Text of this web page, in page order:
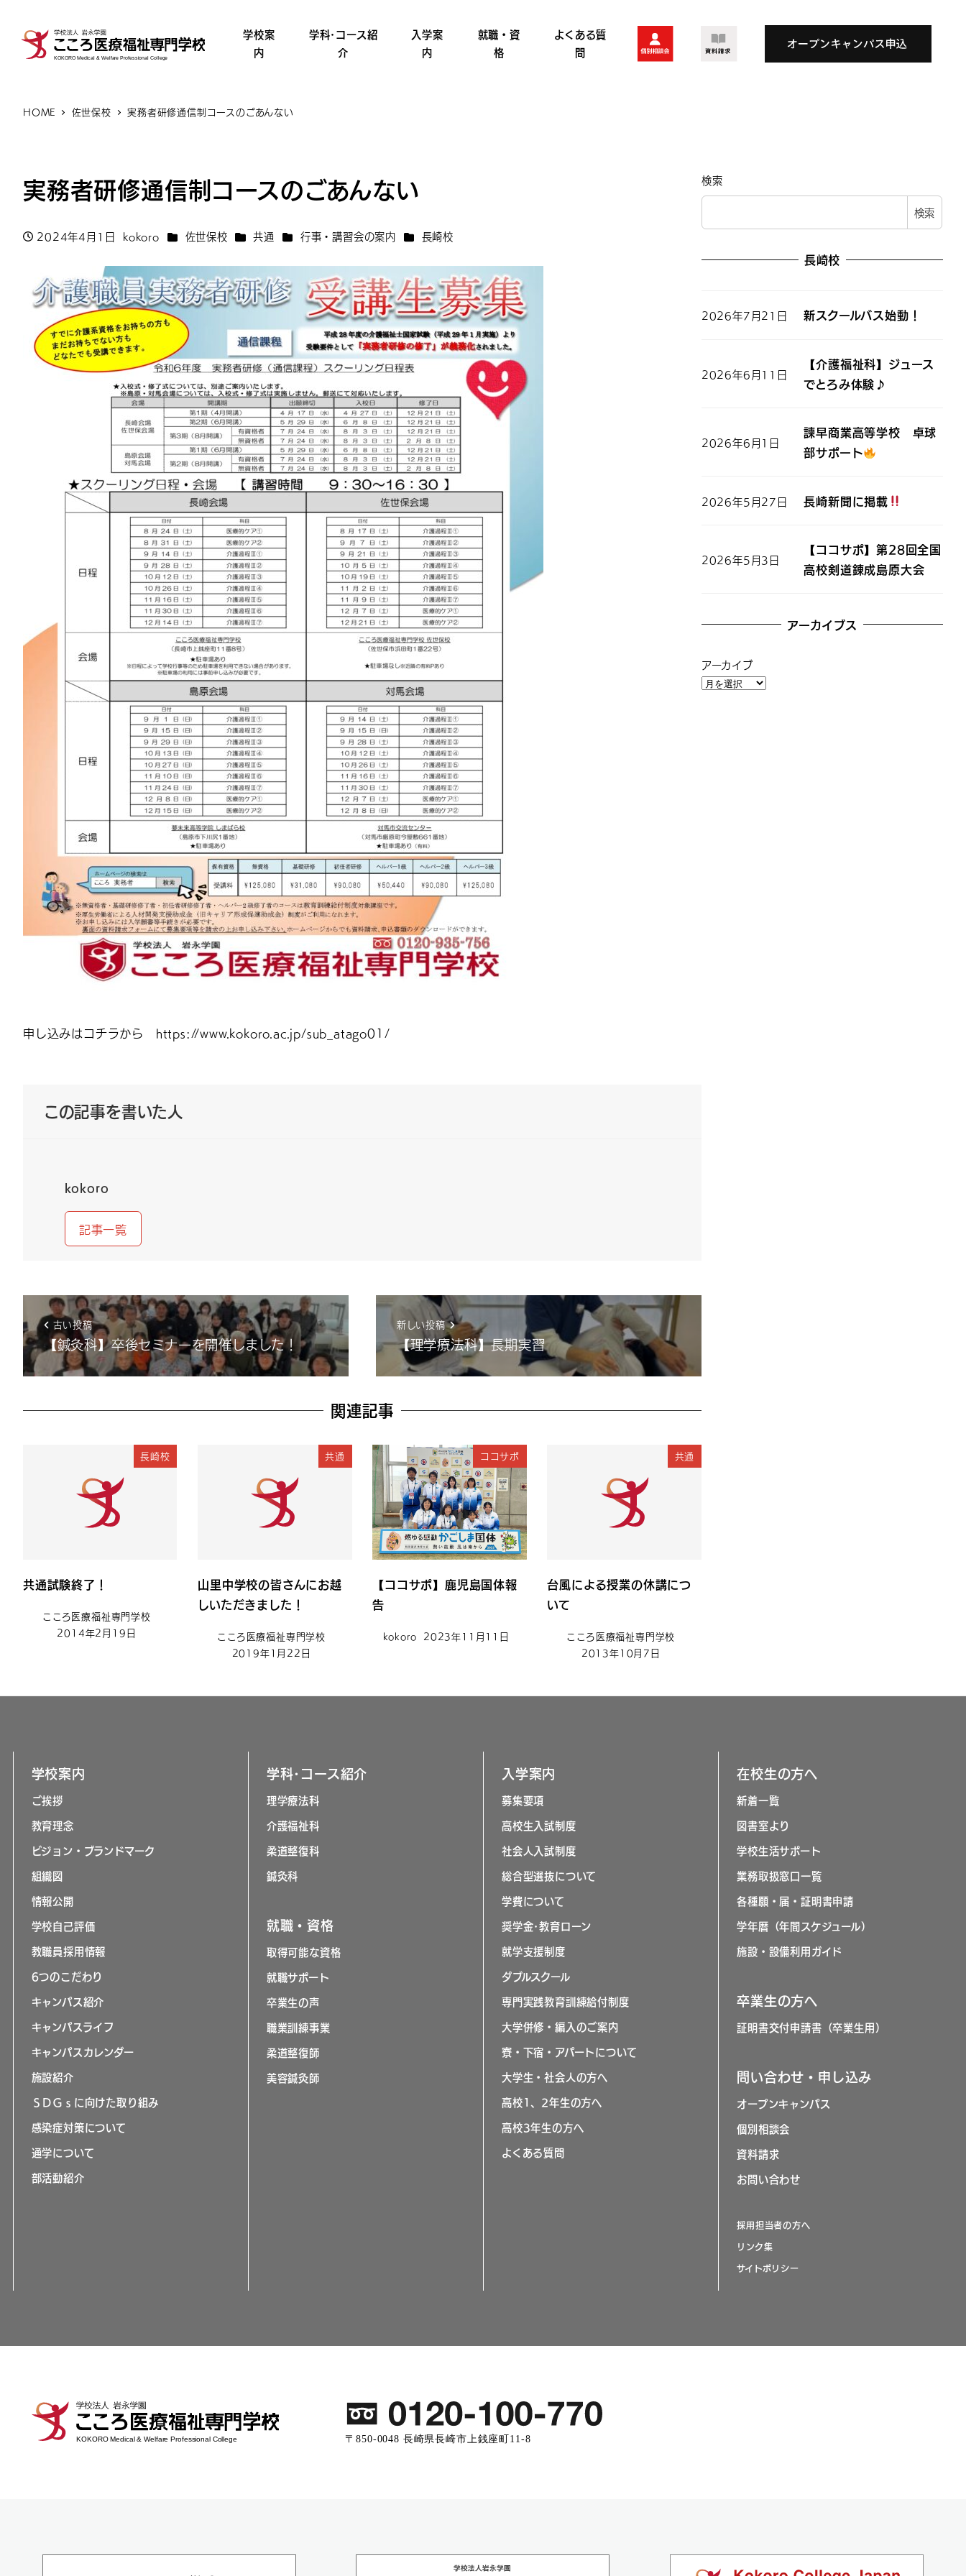
学校案
内
学科･コース紹
介
入学案
内
就職・資
格
よくある質
問
HOME 佐世保校 実務者研修通信制コースのごあんない
実務者研修通信制コースのごあんない
投稿日2024年4月1日 著
者
kokoro カテゴリー
佐世保校 カテゴリー
共通 カテゴリー
行事・講習会の案内 カテゴリー
長崎校
申し込みはコチラから https://www.kokoro.ac.jp/sub_atago01/
この記事を書いた人
kokoro
記事一覧
古い投稿
【鍼灸科】卒後セミナーを開催しました！
新しい投稿
【理学療法科】長期実習
関連記事
長崎校
共通試験終了！
こころ医療福祉専門学校
2014年2月19日
共通
山里中学校の皆さんにお越
しいただきました！
こころ医療福祉専門学校
2019年1月22日
ココサポ
【ココサポ】鹿児島国体報
告
kokoro 2023年11月11日
共通
台風による授業の休講につ
いて
こころ医療福祉専門学校
2013年10月7日
検索
検索
長崎校
新スクールバス始動！
2026年7月21日
【介護福祉科】ジュース
でとろみ体験♪
2026年6月11日
諫早商業高等学校 卓球
部サポート
2026年6月1日
長崎新聞に掲載
2026年5月27日
【ココサポ】第28回全国
高校剣道錬成島原大会
2026年5月3日
アーカイブス
アーカイブ
学校案内
ご挨拶
教育理念
ビジョン・ブランドマーク
組織図
情報公開
学校自己評価
教職員採用情報
6つのこだわり
キャンパス紹介
キャンパスライフ
キャンパスカレンダー
施設紹介
ＳＤＧｓに向けた取り組み
感染症対策について
通学について
部活動紹介
学科･コース紹介
理学療法科
介護福祉科
柔道整復科
鍼灸科
就職・資格
取得可能な資格
就職サポート
卒業生の声
職業訓練事業
柔道整復師
美容鍼灸師
入学案内
募集要項
高校生入試制度
社会人入試制度
総合型選抜について
学費について
奨学金･教育ローン
就学支援制度
ダブルスクール
専門実践教育訓練給付制度
大学併修・編入のご案内
寮・下宿・アパートについて
大学生・社会人の方へ
高校1、2年生の方へ
高校3年生の方へ
よくある質問
在校生の方へ
新着一覧
図書室より
学校生活サポート
業務取扱窓口一覧
各種願・届・証明書申請
学年暦（年間スケジュール）
施設・設備利用ガイド
卒業生の方へ
証明書交付申請書（卒業生用）
問い合わせ・申し込み
オープンキャンパス
個別相談会
資料請求
お問い合わせ
採用担当者の方へ
リンク集
サイトポリシー